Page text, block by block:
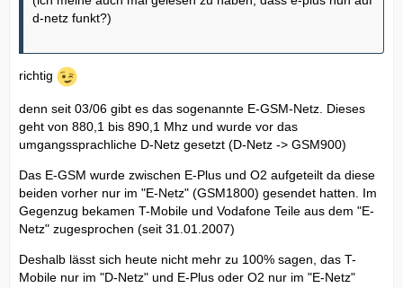
d-netz funkt?)
richtig
denn seit 03/06 gibt es das sogenannte E-GSM-Netz. Dieses
geht von 880,1 bis 890,1 Mhz und wurde vor das
umgangssprachliche D-Netz gesetzt (D-Netz -> GSM900)
Das E-GSM wurde zwischen E-Plus und O2 aufgeteilt da diese
beiden vorher nur im "E-Netz" (GSM1800) gesendet hatten. Im
Gegenzug bekamen T-Mobile und Vodafone Teile aus dem "E-
Netz" zugesprochen (seit 31.01.2007)
Deshalb lässt sich heute nicht mehr zu 100% sagen, das T-
Mobile nur im "D-Netz" und E-Plus oder O2 nur im "E-Netz"